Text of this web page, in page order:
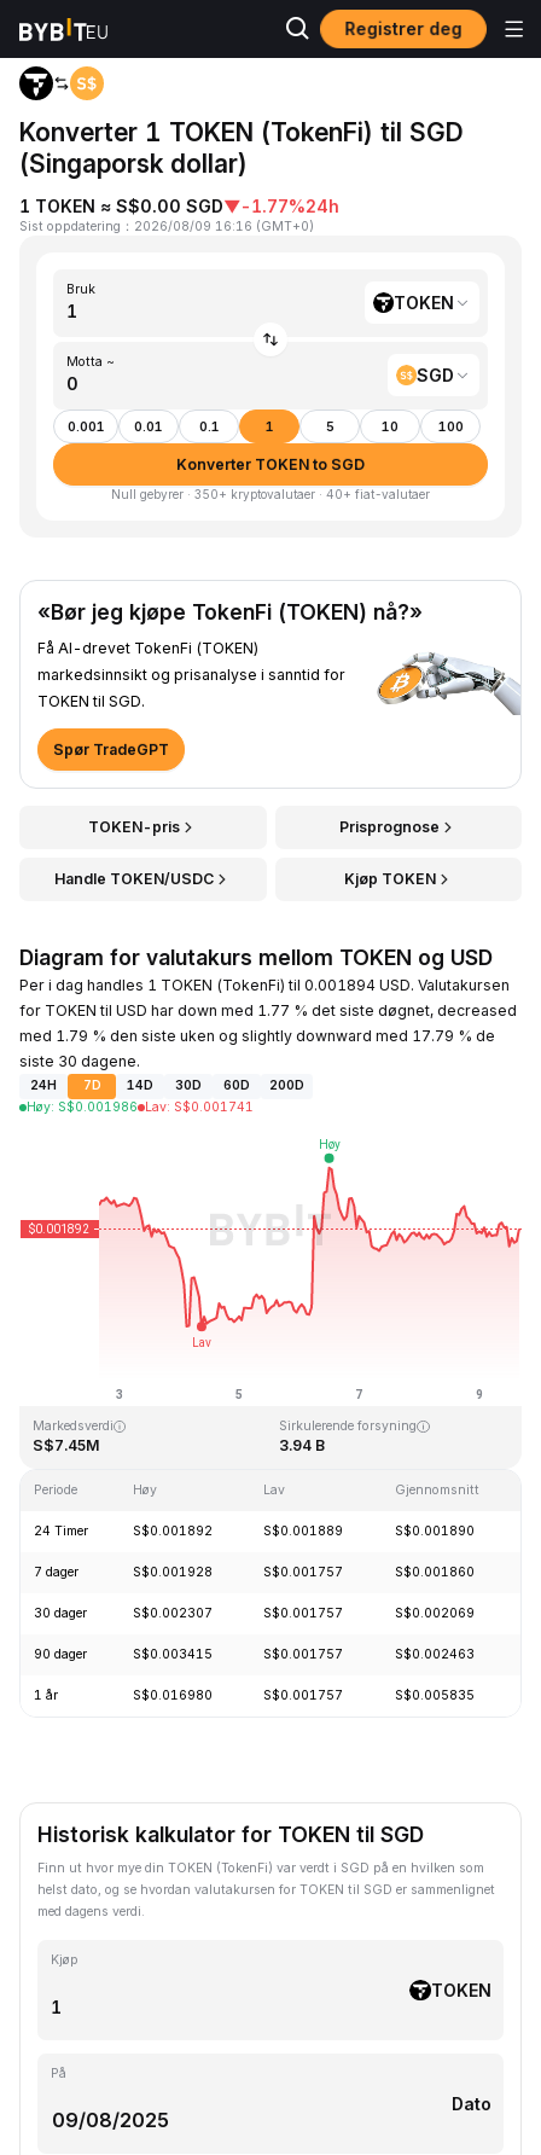
Registrer deg
Hjem TOKEN to SGD
Konverter 1 TOKEN (TokenFi) til SGD
(Singaporsk dollar)
1 TOKEN ≈ S$0.00 SGD▼-1.77%24h
Sist oppdatering ： 2026/08/09 16:16 (GMT+0)
Bruk
TOKEN
Motta ~
SGD
0.001 0.01 0.1 1 5 10 100
Konverter TOKEN to SGD
Null gebyrer · 350+ kryptovalutaer · 40+ fiat-valutaer
«Bør jeg kjøpe TokenFi (TOKEN) nå?»
Få AI-drevet TokenFi (TOKEN)
markedsinnsikt og prisanalyse i sanntid for
TOKEN til SGD.
Spør TradeGPT
TOKEN-pris Prisprognose
Handle TOKEN/USDC Kjøp TOKEN
Diagram for valutakurs mellom TOKEN og USD
Per i dag handles 1 TOKEN (TokenFi) til 0.001894 USD. Valutakursen
for TOKEN til USD har down med 1.77 % det siste døgnet, decreased
med 1.79 % den siste uken og slightly downward med 17.79 % de
siste 30 dagene.
24H 7D 14D 30D 60D
200D
Høy: S$0.001986 Lav: S$0.001741
Sist oppdatert: 2026-08-09, 16:16 GMT+0
S$0.243269 S$0.000050
Markedsverdi
S$7.45M
Sirkulerende forsyning
3.94 B
Periode Høy Lav Gjennomsnitt
24 Timer S$0.001892 S$0.001889 S$0.001890
7 dager S$0.001928 S$0.001757 S$0.001860
30 dager S$0.002307 S$0.001757 S$0.002069
90 dager S$0.003415 S$0.001757 S$0.002463
1 år S$0.016980 S$0.001757 S$0.005835
Historisk kalkulator for TOKEN til SGD
Finn ut hvor mye din TOKEN (TokenFi) var verdt i SGD på en hvilken som
helst dato, og se hvordan valutakursen for TOKEN til SGD er sammenlignet
med dagens verdi.
Kjøp
TOKEN
På
Dato